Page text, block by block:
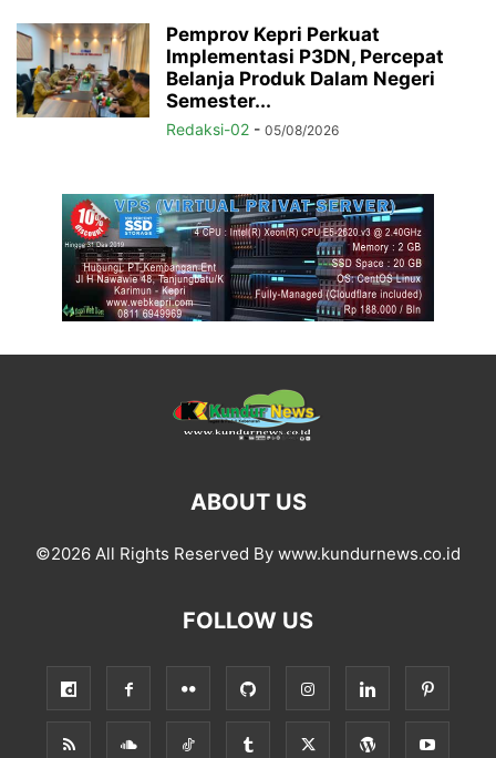
Pemprov Kepri Perkuat
Implementasi P3DN, Percepat
Belanja Produk Dalam Negeri
Semester...
Redaksi-02 - 05/08/2026
ABOUT US
©2026 All Rights Reserved By www.kundurnews.co.id
FOLLOW US